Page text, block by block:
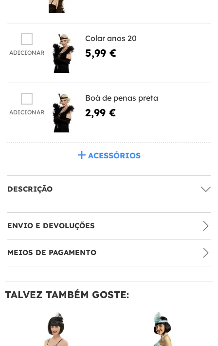
ADICIONAR
Colar anos 20
5,99 €
ADICIONAR
Boá de penas preta
2,99 €
ACESSÓRIOS
DESCRIÇÃO
ENVIO E DEVOLUÇÕES
MEIOS DE PAGAMENTO
TALVEZ TAMBÉM GOSTE: